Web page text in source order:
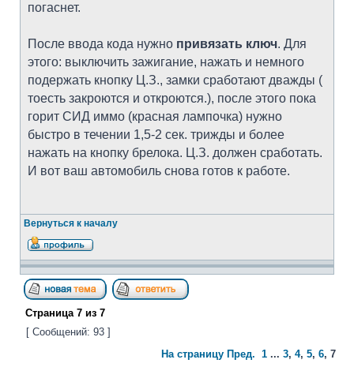
погаснет.
После ввода кода нужно привязать ключ. Для
этого: выключить зажигание, нажать и немного
подержать кнопку Ц.З., замки сработают дважды (
тоесть закроются и откроются.), после этого пока
горит СИД иммо (красная лампочка) нужно
быстро в течении 1,5-2 сек. трижды и более
нажать на кнопку брелока. Ц.З. должен сработать.
И вот ваш автомобиль снова готов к работе.
Вернуться к началу
Страница 7 из 7
[ Сообщений: 93 ]
На страницу Пред. 1 ... 3, 4, 5, 6, 7